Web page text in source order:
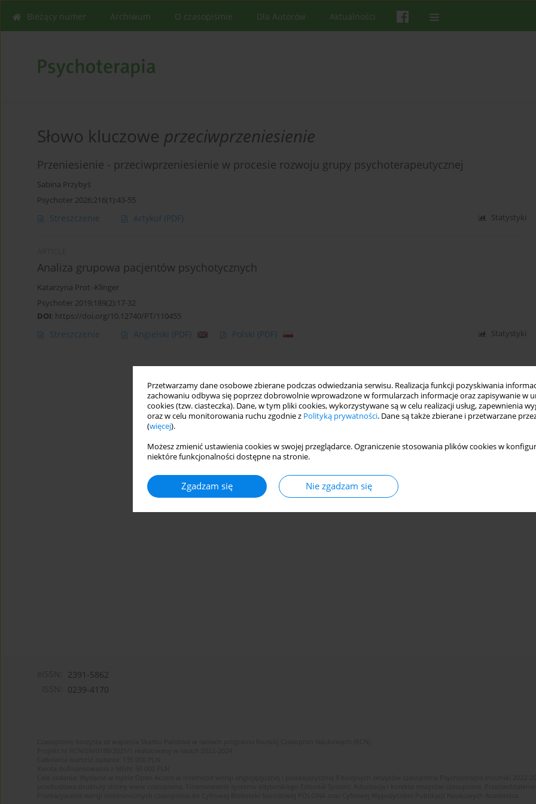
Przetwarzamy dane osobowe zbierane podczas odwiedzania serwisu. Realizacja funkcji pozyskiwania
zachowaniu odbywa się poprzez dobrowolnie wprowadzone w formularzach informacje oraz zapisywanie w
cookies (tzw. ciasteczka). Dane, w tym pliki cookies, wykorzystywane są w celu realizacji usług, zapewnienia
oraz w celu monitorowania ruchu zgodnie z Polityką prywatności. Dane są także zbierane i przetwarzane
(więcej).
Możesz zmienić ustawienia cookies w swojej przeglądarce. Ograniczenie stosowania plików cookies w
niektóre funkcjonalności dostępne na stronie.
Zgadzam się Nie zgadzam się
Bieżący numer Archiwum O czasopiśmie Dla Autorów Aktualności
Słowo kluczowe przeciwprzeniesienie
Przeniesienie - przeciwprzeniesienie w procesie rozwoju grupy psychoterapeutycznej
Sabina Przybyś
Psychoter 2026;216(1):43-55
Streszczenie Artykuł (PDF) Statystyki
Analiza grupowa pacjentów psychotycznych
Katarzyna Prot -Klinger
Psychoter 2019;189(2):17-32
DOI: https://doi.org/10.12740/PT/110455
Streszczenie Angielski (PDF) Polski (PDF) Statystyki
2391-5862
0239-4170